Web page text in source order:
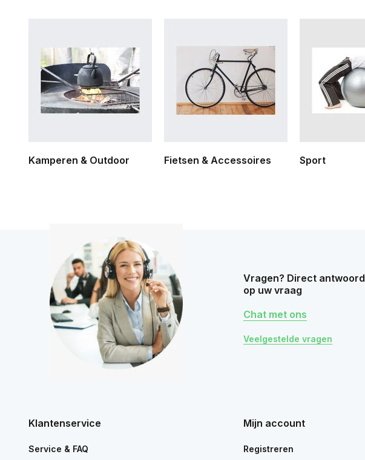
Kamperen & Outdoor Fietsen & Accessoires Sport
Vragen? Direct antwoord
op uw vraag
Chat met ons
Veelgestelde vragen
Klantenservice
Service & FAQ
Mijn account
Registreren